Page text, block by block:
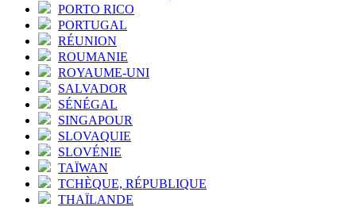
PORTO RICO
PORTUGAL
RÉUNION
ROUMANIE
ROYAUME-UNI
SALVADOR
SÉNÉGAL
SINGAPOUR
SLOVAQUIE
SLOVÉNIE
TAÏWAN
TCHÈQUE, RÉPUBLIQUE
THAÏLANDE